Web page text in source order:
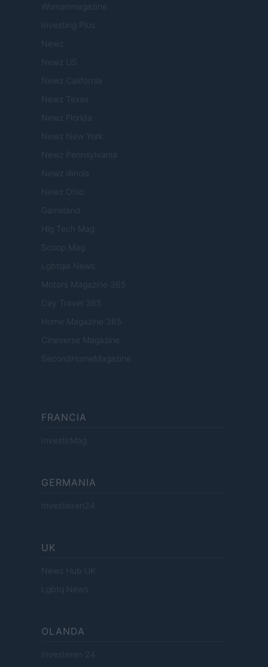
Womanmagazine
Investing Plus
Newz
Newz US
Newz California
Newz Texas
Newz Florida
Newz New York
Newz Pennsylvania
Newz Illinois
Newz Ohio
Gameland
Hig Tech Mag
Scoop Mag
Lgbtqia News
Motors Magazine 365
Day Travel 365
Home Magazine 365
Cineverse Magazine
SecondHomeMagazine
FRANCIA
InvestirMag
GERMANIA
Investieren24
UK
News Hub UK
Lgbtq News
OLANDA
Investeren 24